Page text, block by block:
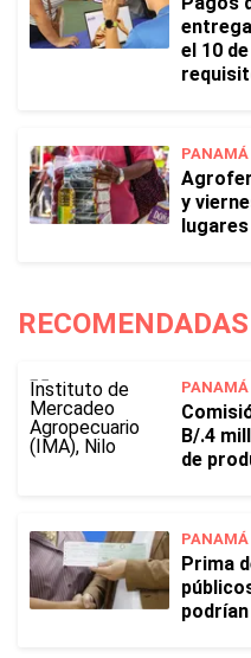
el 10
PANAMÁ
y
RECOMENDADAS
PANAMÁ
B/.4
de
PANAMÁ
Prima